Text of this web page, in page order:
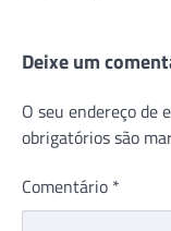
Deixe um
O seu endereço de
obrigatórios são
Comentário *